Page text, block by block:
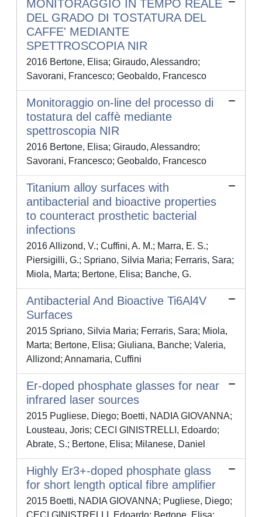
MONITORAGGIO IN TEMPO REALE
DEL GRADO DI TOSTATURA DEL
CAFFE' MEDIANTE
SPETTROSCOPIA NIR
2016 Bertone, Elisa; Giraudo, Alessandro;
Savorani, Francesco; Geobaldo, Francesco
Monitoraggio on-line del processo di
tostatura del caffè mediante
spettroscopia NIR
2016 Bertone, Elisa; Giraudo, Alessandro;
Savorani, Francesco; Geobaldo, Francesco
Titanium alloy surfaces with
antibacterial and bioactive properties
to counteract prosthetic bacterial
infections
2016 Allizond, V.; Cuffini, A. M.; Marra, E. S.;
Piersigilli, G.; Spriano, Silvia Maria; Ferraris, Sara;
Miola, Marta; Bertone, Elisa; Banche, G.
Antibacterial And Bioactive Ti6Al4V
Surfaces
2015 Spriano, Silvia Maria; Ferraris, Sara; Miola,
Marta; Bertone, Elisa; Giuliana, Banche; Valeria,
Allizond; Annamaria, Cuffini
Er-doped phosphate glasses for near
infrared laser sources
2015 Pugliese, Diego; Boetti, NADIA GIOVANNA;
Lousteau, Joris; CECI GINISTRELLI, Edoardo;
Abrate, S.; Bertone, Elisa; Milanese, Daniel
Highly Er3+-doped phosphate glass
for short length optical fibre amplifier
2015 Boetti, NADIA GIOVANNA; Pugliese, Diego;